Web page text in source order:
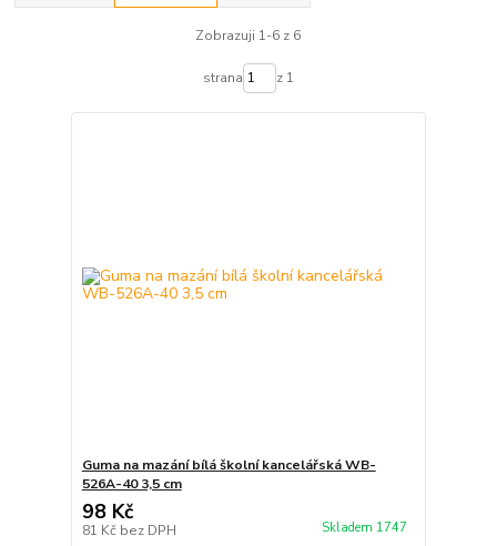
Zobrazuji 1-6 z 6
strana z 1
Guma na mazání bílá školní kancelářská WB-
526A-40 3,5 cm
98 Kč
81 Kč bez DPH Skladem 1747